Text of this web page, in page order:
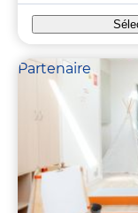
Partenaire